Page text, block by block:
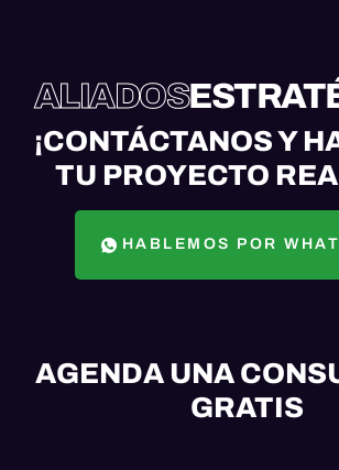
ALIADOS
¡CONTÁCTANOS Y
TU PROYECTO
HABLEMOS POR
AGENDA UNA
GRATIS